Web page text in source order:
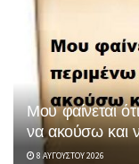
Μου φαίνεται
να ακούσω και
8 ΑΥΓΟΎΣΤΟΥ 2026